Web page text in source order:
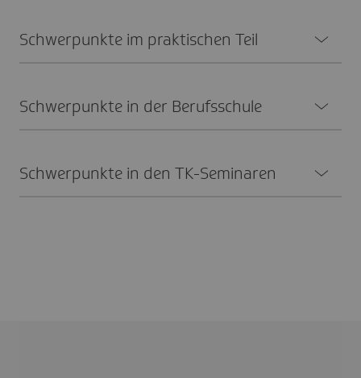
Schwer­punkte im prak­ti­schen Teil
Schwer­punkte in der Berufs­schule
Schwer­punkte in den TK-Semi­naren